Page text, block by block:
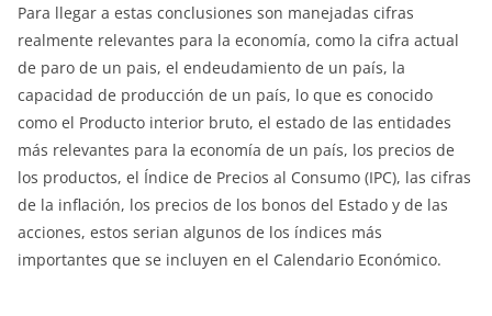
Para llegar a estas conclusiones son manejadas cifras
realmente relevantes para la economía, como la cifra actual
de paro de un pais, el endeudamiento de un país, la
capacidad de producción de un país, lo que es conocido
como el Producto interior bruto, el estado de las entidades
más relevantes para la economía de un país, los precios de
los productos, el Índice de Precios al Consumo (IPC), las cifras
de la inflación, los precios de los bonos del Estado y de las
acciones, estos serian algunos de los índices más
importantes que se incluyen en el Calendario Económico.